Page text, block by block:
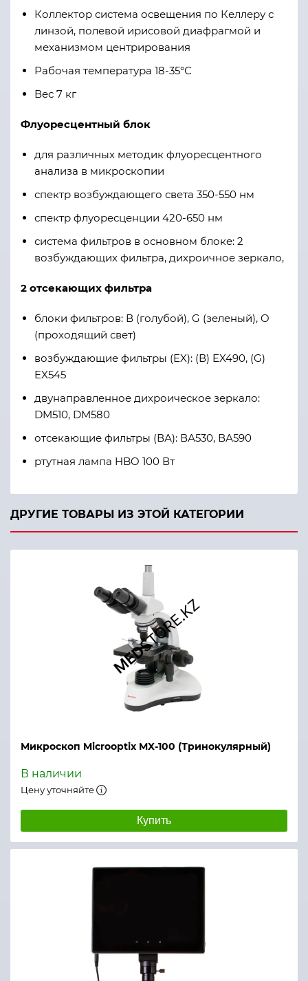
Коллектор система освещения по Келлеру с
линзой, полевой ирисовой диафрагмой и
механизмом центрирования
Рабочая температура 18-35°С
Вес 7 кг
Флуоресцентный блок
для различных методик флуоресцентного
анализа в микроскопии
спектр возбуждающего света 350-550 нм
спектр флуоресценции 420-650 нм
система фильтров в основном блоке: 2
возбуждающих фильтра, дихроичное зеркало,
2 отсекающих фильтра
блоки фильтров: В (голубой), G (зеленый), O
(проходящий свет)
возбуждающие фильтры (EX): (В) EX490, (G)
EX545
двунаправленное дихроическое зеркало:
DM510, DM580
отсекающие фильтры (ВА): ВА530, ВА590
ртутная лампа HBO 100 Вт
ДРУГИЕ ТОВАРЫ ИЗ ЭТОЙ КАТЕГОРИИ
Микроскоп Microoptix MX-100 (Тринокулярный)
В наличии
Цену уточняйте
Купить